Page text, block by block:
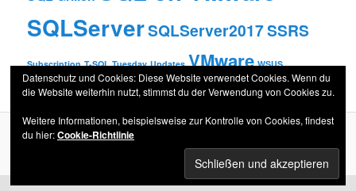
SQLServerSQLServer2017SSRS
Subscription T-SQL Tuesday Updates VMware WSUS
Datenschutzerklärung
Datenschutz und Cookies: Diese Website verwendet Cookies. Wenn du
die Website weiterhin nutzt, stimmst du der Verwendung von Cookies zu.
Weitere Informationen, beispielsweise zur Kontrolle von Cookies, findest
du hier:Cookie-Richtlinie